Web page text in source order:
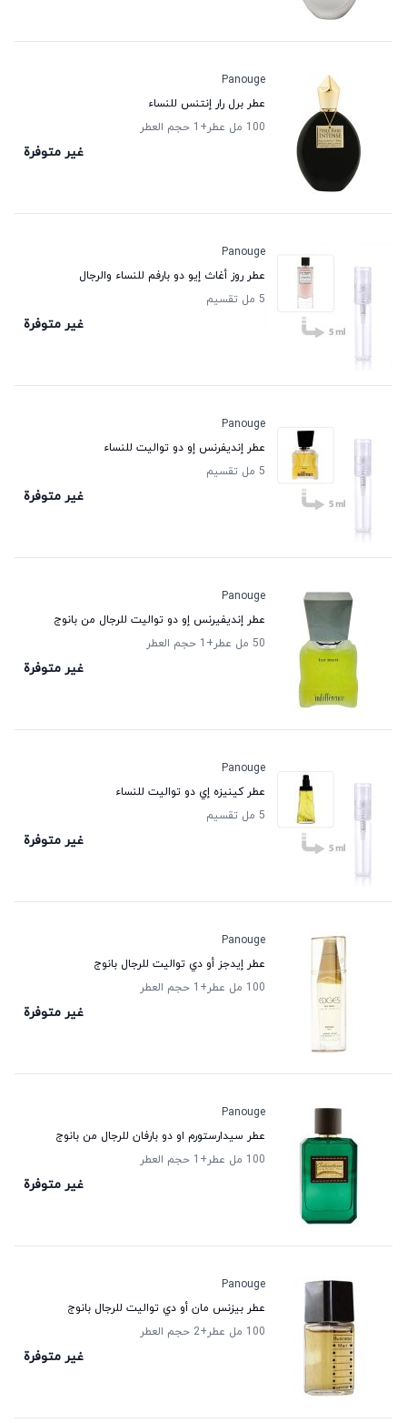
Panouge
عطر برل رار إنتنس للنساء
100 مل عطر
+1 حجم العطر
غير متوفرة
Panouge
عطر روز أغاث إيو دو بارفم للنساء والرجال
5 مل تقسيم
غير متوفرة
Panouge
عطر إنديفرنس إو دو تواليت للنساء
5 مل تقسيم
غير متوفرة
Panouge
عطر إنديفيرنس إو دو تواليت للرجال من بانوج
50 مل عطر
+1 حجم العطر
غير متوفرة
Panouge
عطر كينيزه إي دو تواليت للنساء
5 مل تقسيم
غير متوفرة
Panouge
عطر إيدجز أو دي تواليت للرجال بانوج
100 مل عطر
+1 حجم العطر
غير متوفرة
Panouge
عطر سيدارستورم او دو بارفان للرجال من بانوج
100 مل عطر
+1 حجم العطر
غير متوفرة
Panouge
عطر بيزنس مان أو دي تواليت للرجال بانوج
100 مل عطر
+2 حجم العطر
غير متوفرة